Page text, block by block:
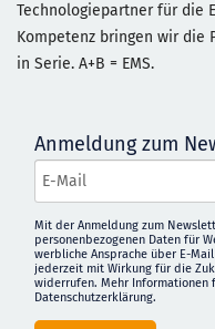
Technologiepartner für die
Kompetenz bringen wir die
in Serie. A+B = EMS.
Anmeldung zum
Mit der Anmeldung zum
personenbezogenen Daten für
werbliche Ansprache über E-
jederzeit mit Wirkung für die
widerrufen. Mehr Informationen
Datenschutzerklärung.